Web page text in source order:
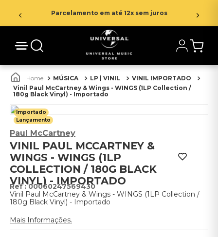
Parcelamento em até 12x sem juros
MÚSICA LP | VINIL
VINIL IMPORTADO
Vinil Paul McCartney & Wings - WINGS (1LP Collection /
180g Black Vinyl) - Importado
Importado
Lançamento
Paul McCartney
VINIL PAUL MCCARTNEY &
WINGS - WINGS (1LP
COLLECTION / 180G BLACK
VINYL) - IMPORTADO
:00060247569430
Vinil Paul McCartney & Wings - WINGS (1LP Collection /
180g Black Vinyl) - Importado
Mais Informações.